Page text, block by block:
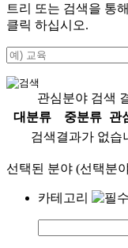
트리 또는 검색을 통
클릭 하십시오.
관심분야 검색
대분류
중분류
관
검색결과가 없습
선택된 분야 (선택분
카테고리